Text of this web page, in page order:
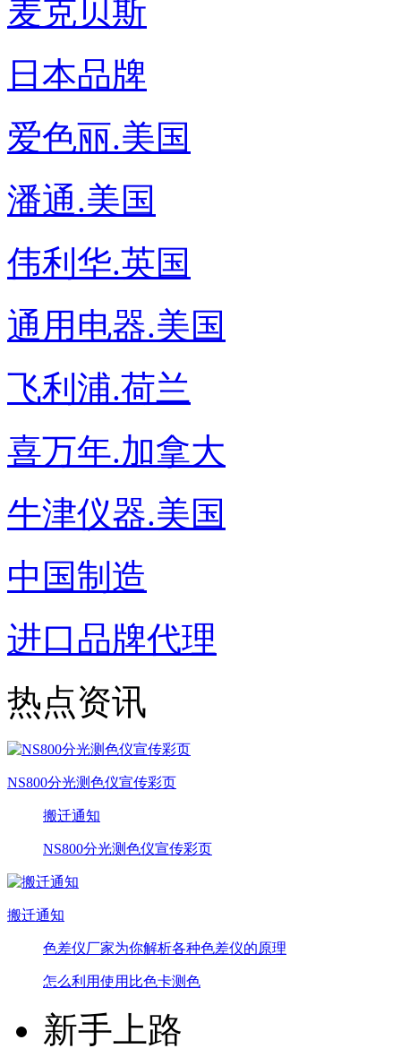
麦克贝斯
日本品牌
爱色丽.美国
潘通.美国
伟利华.英国
通用电器.美国
飞利浦.荷兰
喜万年.加拿大
牛津仪器.美国
中国制造
进口品牌代理
热点资讯
NS800分光测色仪宣传彩页
搬迁通知
NS800分光测色仪宣传彩页
搬迁通知
色差仪厂家为你解析各种色差仪的原理
怎么利用使用比色卡测色
新手上路